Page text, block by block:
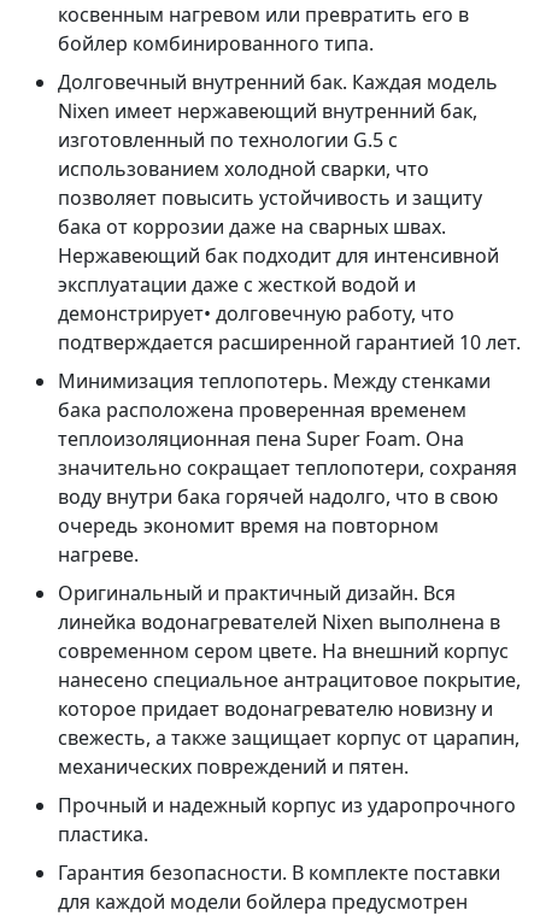
косвенным нагревом или превратить его в
бойлер комбинированного типа.
Долговечный внутренний бак. Каждая модель
Nixen имеет нержавеющий внутренний бак,
изготовленный по технологии G.5 с
использованием холодной сварки, что
позволяет повысить устойчивость и защиту
бака от коррозии даже на сварных швах.
Нержавеющий бак подходит для интенсивной
эксплуатации даже с жесткой водой и
демонстрирует• долговечную работу, что
подтверждается расширенной гарантией 10 лет.
Минимизация теплопотерь. Между стенками
бака расположена проверенная временем
теплоизоляционная пена Super Foam. Она
значительно сокращает теплопотери, сохраняя
воду внутри бака горячей надолго, что в свою
очередь экономит время на повторном
нагреве.
Оригинальный и практичный дизайн. Вся
линейка водонагревателей Nixen выполнена в
современном сером цвете. На внешний корпус
нанесено специальное антрацитовое покрытие,
которое придает водонагревателю новизну и
свежесть, а также защищает корпус от царапин,
механических повреждений и пятен.
Прочный и надежный корпус из ударопрочного
пластика.
Гарантия безопасности. В комплекте поставки
для каждой модели бойлера предусмотрен